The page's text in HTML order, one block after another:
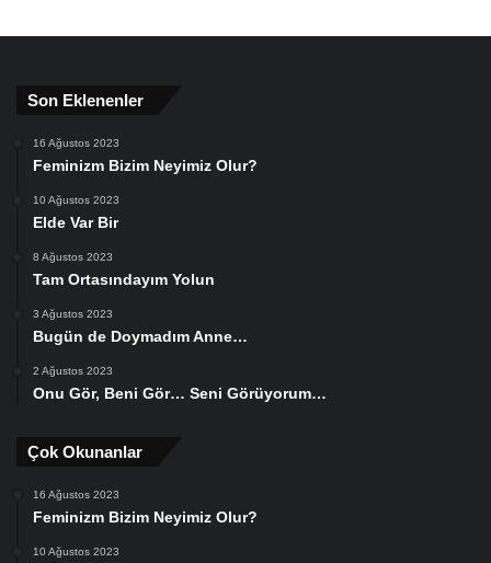
Son Eklenenler
16 Ağustos 2023
Feminizm Bizim Neyimiz Olur?
10 Ağustos 2023
Elde Var Bir
8 Ağustos 2023
Tam Ortasındayım Yolun
3 Ağustos 2023
Bugün de Doymadım Anne…
2 Ağustos 2023
Onu Gör, Beni Gör… Seni Görüyorum…
Çok Okunanlar
16 Ağustos 2023
Feminizm Bizim Neyimiz Olur?
10 Ağustos 2023